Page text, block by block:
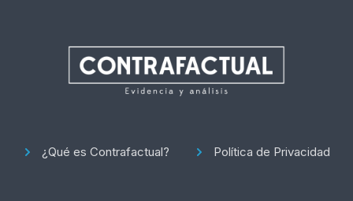
¿Qué es Contrafactual? Política de Privacidad